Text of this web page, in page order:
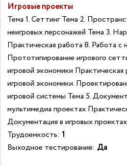
Игровые проекты
Тема 1. Сеттинг Тема 2.
неигровых персонажей Тема 3.
Практическая работа 8. Работа с
Прототипирование игрового
игровой экономики Практическая
игровой экономики.
игровой системы Тема 5.
мультимедиа проектах
Документация в игровых проектах
Трудоемкость: 1
Выходное тестирование: Да